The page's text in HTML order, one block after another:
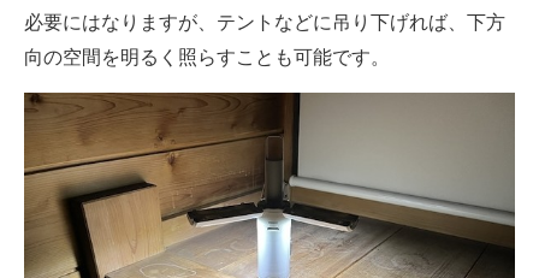
必要にはなりますが、テントなどに吊り下げれば、下方
向の空間を明るく照らすことも可能です。